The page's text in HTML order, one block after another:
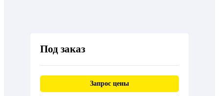
Под заказ
Запрос цены